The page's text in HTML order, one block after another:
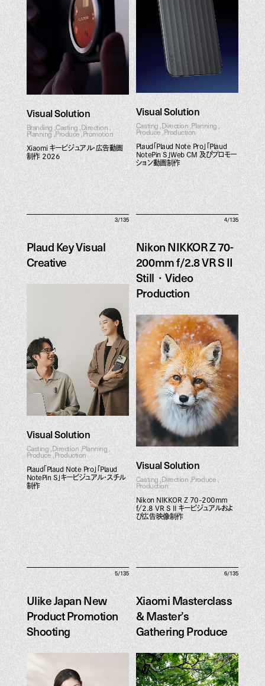
Web
Visual Solution
Branding Casting Direction
Planning Produce Promotion
Xiaomi キービジュアル・広告動画
制作 2026
Visual Solution
Casting Direction Planning
Produce Production
Plaud「Plaud Note Pro」「Plaud
NotePin S」Web CM 及びプロモー
ション動画制作
3/135
Plaud Key Visual
Creative
Plaud Key Visual
Visual Solution
Casting Direction Planning
Produce Production
Plaud「Plaud Note Pro」「Plaud
NotePin S」キービジュアル・スチル
制作
4/135
Nikon NIKKOR Z 70-
200mm f/2.8 VR S II
Still・Video
Production
Nikon NIKKOR Z 70-
200mm f/2.8 VR S II
Still・Video
Production
Visual Solution
Casting Direction Produce
Production
Nikon NIKKOR Z 70-200mm
f/2.8 VR S II キービジュアルおよ
び広告映像制作
5/135
Ulike Japan New
Product Promotion
Shooting
Ulike Japan New
Shooting
6/135
Xiaomi Masterclass
& Master’s
Gathering Produce
Xiaomi Masterclass
& Master’s
Gathering Produce